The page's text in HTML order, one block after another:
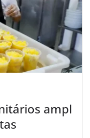
ampl